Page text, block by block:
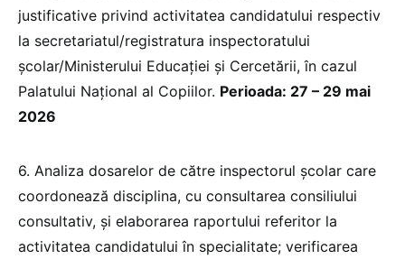
justificative privind activitatea candidatului respectiv
la secretariatul/registratura inspectoratului
şcolar/Ministerului Educației și Cercetării, în cazul
Palatului Naţional al Copiilor. Perioada: 27 – 29 mai
2026
6. Analiza dosarelor de către inspectorul şcolar care
coordonează disciplina, cu consultarea consiliului
consultativ, şi elaborarea raportului referitor la
activitatea candidatului în specialitate; verificarea